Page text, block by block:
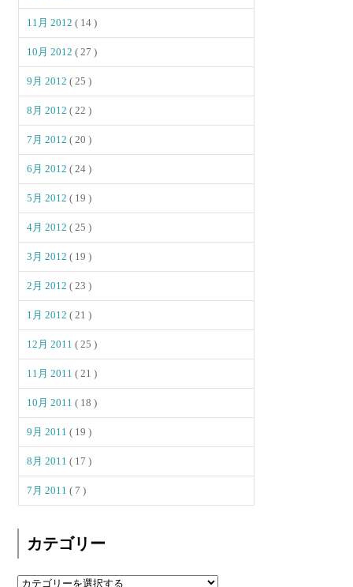
11月 2012( 14 )
10月 2012( 27 )
9月 2012( 25 )
8月 2012( 22 )
7月 2012( 20 )
6月 2012( 24 )
5月 2012( 19 )
4月 2012( 25 )
3月 2012( 19 )
2月 2012( 23 )
1月 2012( 21 )
12月 2011( 25 )
11月 2011( 21 )
10月 2011( 18 )
9月 2011( 19 )
8月 2011( 17 )
7月 2011( 7 )
カテゴリー